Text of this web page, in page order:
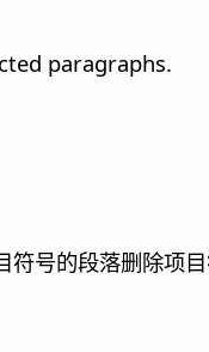
paragraphs.
号的段落删除项目